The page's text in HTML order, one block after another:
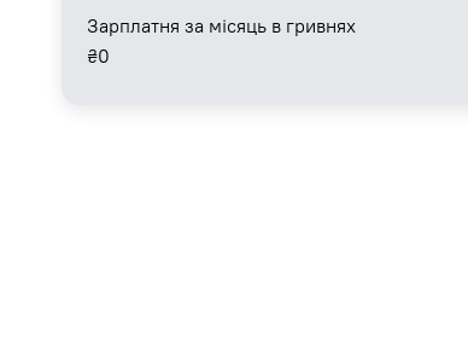
Зарплатня за місяць в гривнях
₴0